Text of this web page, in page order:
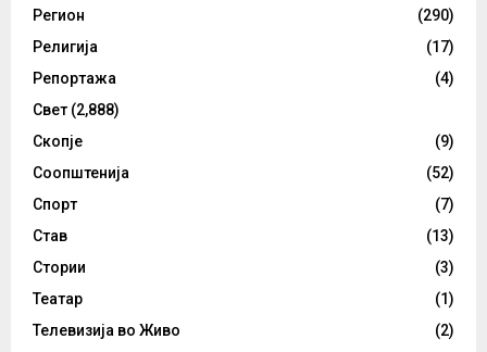
Регион
(290)
Религија
(17)
Репортажа
(4)
Свет (2,888)
Скопје
(9)
Соопштенија
(52)
Спорт
(7)
Став
(13)
Стории
(3)
Театар
(1)
Телевизија во Живо
(2)